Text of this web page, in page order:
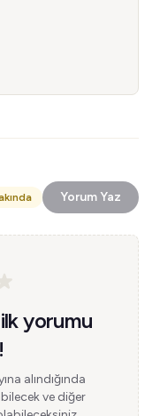
Yorum Yaz
yorumu
alındığında
ve diğer